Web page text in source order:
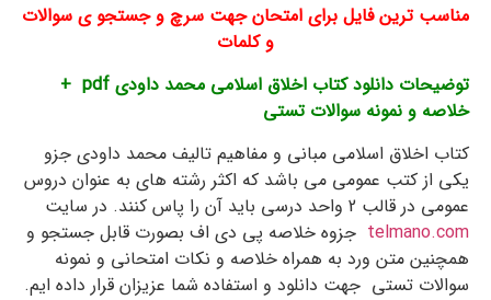
مناسب ترین فایل برای امتحان جهت سرچ و جستجو ی سوالات
و کلمات
توضیحات دانلود کتاب اخلاق اسلامی محمد داودی pdf +
خلاصه و نمونه سوالات تستی
کتاب اخلاق اسلامی مبانی و مفاهیم تالیف محمد داودی جزو
یکی از کتب عمومی می باشد که اکثر رشته های به عنوان دروس
عمومی در قالب 2 واحد درسی باید آن را پاس کنند. در سایت
telmano.com جزوه خلاصه پی دی اف بصورت قابل جستجو و
همچنین متن ورد به همراه خلاصه و نکات امتحانی و نمونه
سوالات تستی جهت دانلود و استفاده شما عزیزان قرار داده ایم.